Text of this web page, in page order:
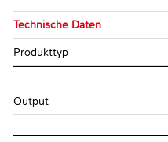
Technische Daten
Produkttyp
Output